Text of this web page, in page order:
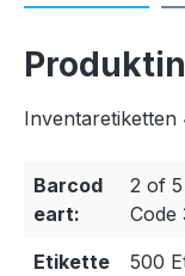
Inventaretiketten
Barcod
eart:
2 of
Code
Etikette
500